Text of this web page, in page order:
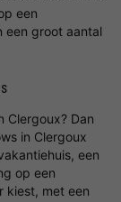
een
een groot aantal
Clergoux? Dan
in Clergoux
een
op een
kiest, met een